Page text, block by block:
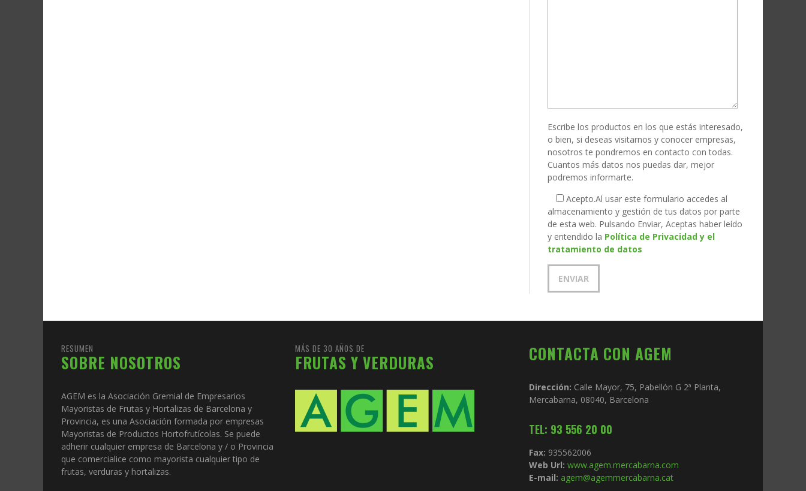
Escribe los productos en los que estás interesado,
o bien, si deseas visitarnos y conocer empresas,
nosotros te pondremos en contacto con todas.
Cuantos más datos nos puedas dar, mejor
podremos informarte.
Acepto.Al usar este formulario accedes al
almacenamiento y gestión de tus datos por parte
de esta web. Pulsando Enviar, Aceptas haber leído
y entendido la Política de Privacidad y el
tratamiento de datos
RESUMEN
SOBRE NOSOTROS
AGEM es la Asociación Gremial de Empresarios
Mayoristas de Frutas y Hortalizas de Barcelona y
Provincia, es una Asociación formada por empresas
Mayoristas de Productos Hortofrutícolas. Se puede
adherir cualquier empresa de Barcelona y / o Provincia
que comercialice como mayorista cualquier tipo de
frutas, verduras y hortalizas.
MÁS DE 30 AÑOS DE
FRUTAS Y VERDURAS CONTACTA CON AGEM
Dirección: Calle Mayor, 75, Pabellón G 2ª Planta,
Mercabarna, 08040, Barcelona
TEL: 93 556 20 00
Fax: 935562006
Web Url: www.agem.mercabarna.com
E-mail: agem@agemmercabarna.cat